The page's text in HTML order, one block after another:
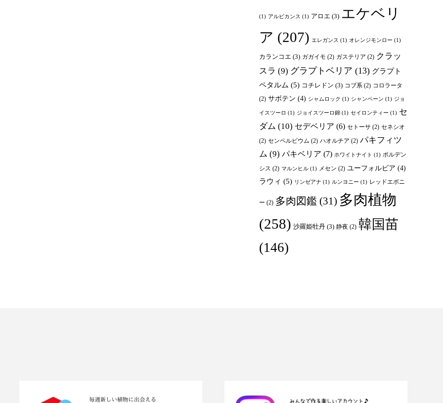
(1) アルビカンス (1) アロエ (3) エケベリ
ア (207) エレガンス (1) オレンジモンロー (1)
カランコエ (3) ガガイモ (2) ガステリア (2) クラッ
スラ (9) グラプトベリア (13) グラプト
ペタルム (5) コチレドン (3) コブ系 (2) コロラータ
(2) サボテン (4) シャムロック (1) シャンペーン (1) ジョ
イスツーロ (1) ジョイスツーロ錦 (1) セイロンティー (1) セ
ダム (10) セデベリア (6) セトーサ (2) セネシオ
(2) センペルビウム (2) ハオルチア (2) パキフィツ
ム (9) パキベリア (7) ホワイトナイト (1) ポルデン
シス (2) マルンヒル (1) メセン (2) ユーフォルビア (4)
ラウィ (5) リンゼアナ (1) ルンヨニー (1) レッドエボニ
ー (2) 多肉図鑑 (31) 多肉植物
(258) 沙羅姫牡丹 (3) 静夜 (2) 韓国苗
(146)